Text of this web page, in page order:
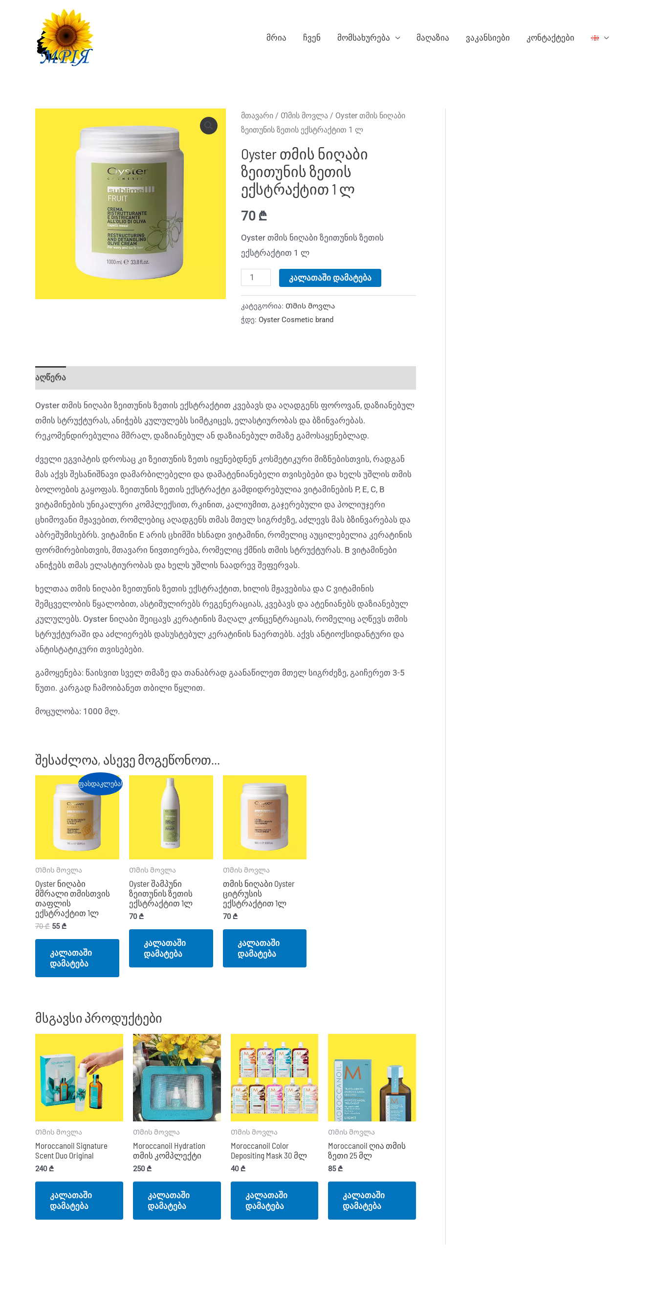
მრია ჩვენ მომსახურება მაღაზია ვაკანსიები კონტაქტები
მთავარი/ Თმის მოვლა/ Oyster თმის ნიღაბი
ზეითუნის ზეთის ექსტრაქტით 1 ლ
Oyster თმის ნიღაბი
ზეითუნის ზეთის
ექსტრაქტით 1 ლ
70 ₾
Oyster თმის ნიღაბი ზეითუნის ზეთის
ექსტრაქტით 1 ლ
კალათაში დამატება
კატეგორია: Თმის მოვლა
ჭდე: Oyster Cosmetic brand
აღწერა
Oyster თმის ნიღაბი ზეითუნის ზეთის ექსტრაქტით კვებავს და აღადგენს ფოროვან, დაზიანებულ
თმის სტრუქტურას, ანიჭებს კულულებს სიმტკიცეს, ელასტიურობას და ბზინვარებას.
რეკომენდირებულია მშრალ, დაზიანებულ ან დაზიანებულ თმაზე გამოსაყენებლად.
ძველი ეგვიპტის დროსაც კი ზეითუნის ზეთს იყენებდნენ კოსმეტიკური მიზნებისთვის, რადგან
მას აქვს შესანიშნავი დამარბილებელი და დამატენიანებელი თვისებები და ხელს უშლის თმის
ბოლოების გაყოფას. ზეითუნის ზეთის ექსტრაქტი გამდიდრებულია ვიტამინების P, E, C, B
ვიტამინების უნიკალური კომპლექსით, რკინით, კალიუმით, გაჯერებული და პოლიუჯერი
ცხიმოვანი მჟავებით, რომლებიც აღადგენს თმას მთელ სიგრძეზე, აძლევს მას ბზინვარებას და
აბრეშუმისებრს. ვიტამინი E არის ცხიმში ხსნადი ვიტამინი, რომელიც აუცილებელია კერატინის
ფორმირებისთვის, მთავარი ნივთიერება, რომელიც ქმნის თმის სტრუქტურას. B ვიტამინები
ანიჭებს თმას ელასტიურობას და ხელს უშლის ნაადრევ შეფერვას.
ხელთაა თმის ნიღაბი ზეითუნის ზეთის ექსტრაქტით, ხილის მჟავებისა და C ვიტამინის
შემცველობის წყალობით, ასტიმულირებს რეგენერაციას, კვებავს და ატენიანებს დაზიანებულ
კულულებს. Oyster ნიღაბი შეიცავს კერატინის მაღალ კონცენტრაციას, რომელიც აღწევს თმის
სტრუქტურაში და აძლიერებს დასუსტებულ კერატინის ნაერთებს. აქვს ანტიოქსიდანტური და
ანტისტატიკური თვისებები.
გამოყენება: წაისვით სველ თმაზე და თანაბრად გაანაწილეთ მთელ სიგრძეზე, გაიჩერეთ 3-5
წუთი. კარგად ჩამოიბანეთ თბილი წყლით.
მოცულობა: 1000 მლ.
შესაძლოა, ასევე მოგეწონოთ…
ფასდაკლება!
Თმის მოვლა
Oyster ნიღაბი
მშრალი თმისთვის
თაფლის
ექსტრაქტით 1ლ
70₾ 55₾
კალათაში
დამატება
Თმის მოვლა
Oyster შამპუნი
ზეითუნის ზეთის
ექსტრაქტით 1ლ
70₾
კალათაში
დამატება
Თმის მოვლა
თმის ნიღაბი Oyster
ციტრუსის
ექსტრაქტით 1ლ
70₾
კალათაში
დამატება
მსგავსი პროდუქტები
Თმის მოვლა
Moroccanoil Signature
Scent Duo Original
240₾
კალათაში
დამატება
Თმის მოვლა
Moroccanoil Hydration
თმის კომპლექტი
250₾
კალათაში
დამატება
Თმის მოვლა
Moroccanoil Color
Depositing Mask 30 მლ
40₾
კალათაში
დამატება
Თმის მოვლა
Moroccanoil ღია თმის
ზეთი 25 მლ
85₾
კალათაში
დამატება